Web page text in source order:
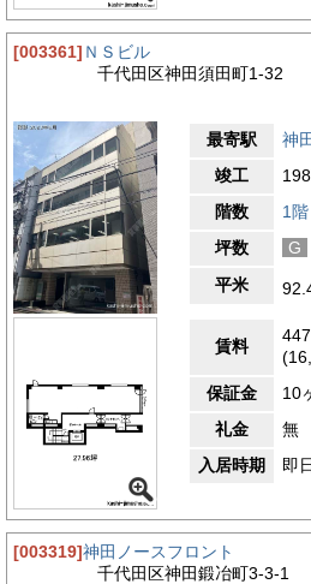
[003361] ＮＳビル
千代田区神田須田町1-32
最寄駅 神
竣工
階数
1階
坪数
G
平米
賃料
保証金
10
礼金
無
入居時期
即
[003319]神田ノースフロント
千代田区神田鍛冶町3-3-1